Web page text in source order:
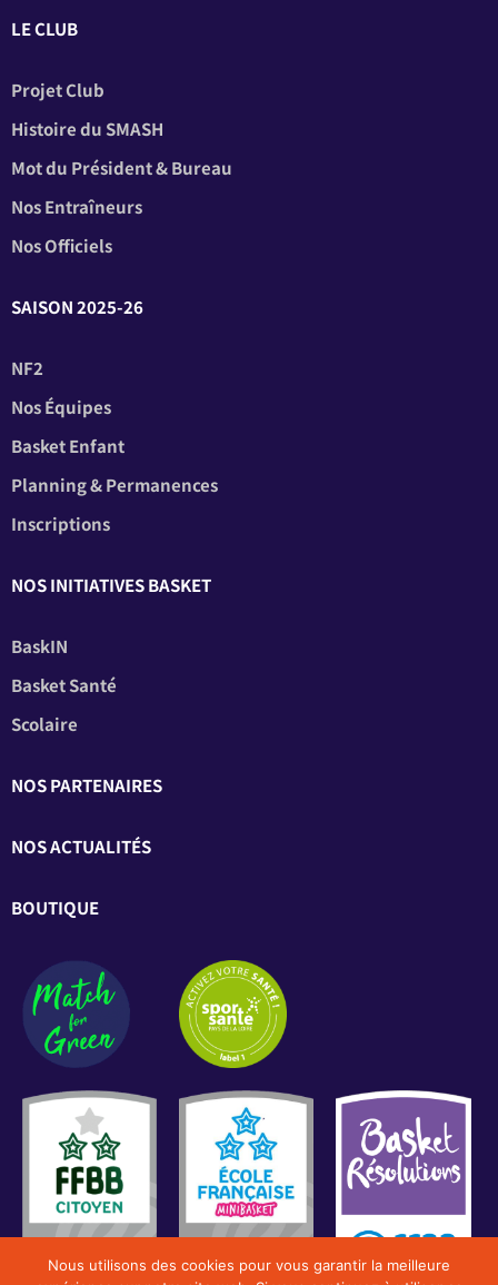
LE CLUB
Projet Club
Histoire du SMASH
Mot du Président & Bureau
Nos Entraîneurs
Nos Officiels
SAISON 2025-26
NF2
Nos Équipes
Basket Enfant
Planning & Permanences
Inscriptions
NOS INITIATIVES BASKET
BaskIN
Basket Santé
Scolaire
NOS PARTENAIRES
NOS ACTUALITÉS
BOUTIQUE
Nous utilisons des cookies pour vous garantir la meilleure